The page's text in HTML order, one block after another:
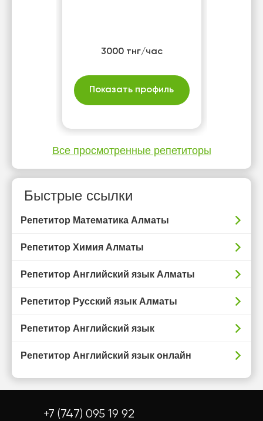
3000 тнг/час
Показать профиль
Все просмотренные репетиторы
Быстрые ссылки
Репетитор Математика Алматы
Репетитор Химия Алматы
Репетитор Английский язык Алматы
Репетитор Русский язык Алматы
Репетитор Английский язык
Репетитор Английский язык онлайн
+7 (747) 095 19 92